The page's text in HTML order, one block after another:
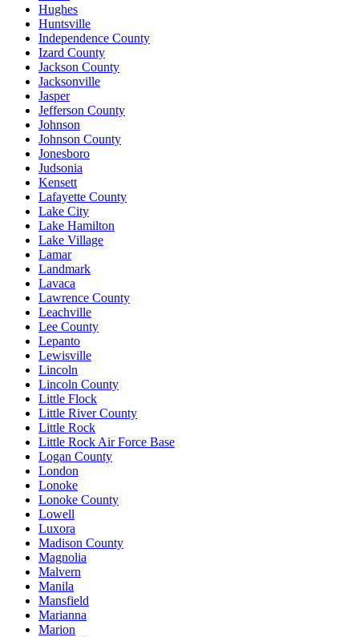
Hughes
Huntsville
Independence County
Izard County
Jackson County
Jacksonville
Jasper
Jefferson County
Johnson
Johnson County
Jonesboro
Judsonia
Kensett
Lafayette County
Lake City
Lake Hamilton
Lake Village
Lamar
Landmark
Lavaca
Lawrence County
Leachville
Lee County
Lepanto
Lewisville
Lincoln
Lincoln County
Little Flock
Little River County
Little Rock
Little Rock Air Force Base
Logan County
London
Lonoke
Lonoke County
Lowell
Luxora
Madison County
Magnolia
Malvern
Manila
Mansfield
Marianna
Marion